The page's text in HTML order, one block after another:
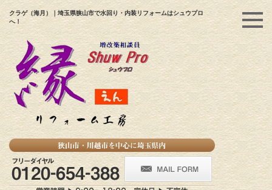
クラゲ（海月）｜埼玉県狭山市で水回り・内装リフォームはシュウプロ
へ！